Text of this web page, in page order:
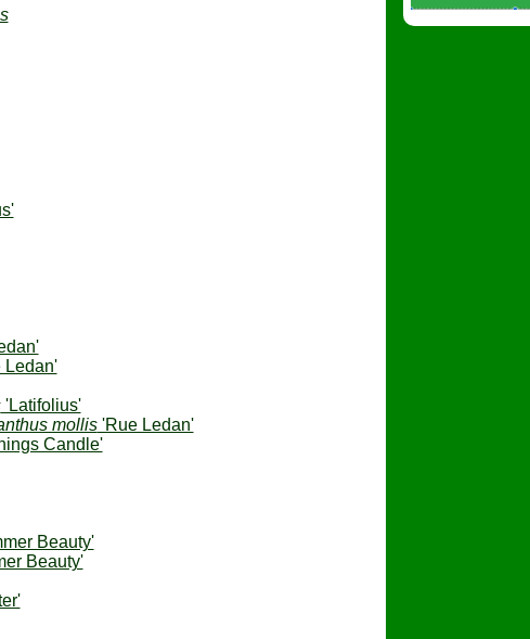
'Latifolius'
mollis'Rue Ledan'
Candle'
Beauty'
Beauty'